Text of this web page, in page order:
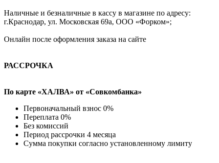
Наличные и безналичные в кассу в магазине по адресу:
г.Краснодар, ул. Московская 69а, ООО «Форком»;
Онлайн после оформления заказа на сайте
РАССРОЧКА
По карте «ХАЛВА» от «Совкомбанка»
Первоначальный взнос 0%
Переплата 0%
Без комиссий
Период рассрочки 4 месяца
Сумма покупки согласно установленному лимиту